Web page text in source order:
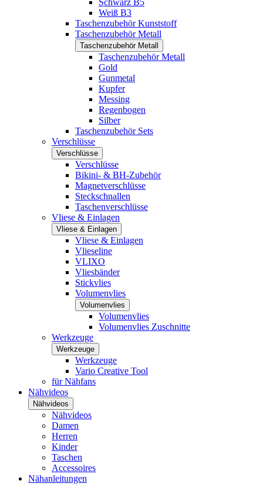
Schwarz B5
Weiß B3
Taschenzubehör Kunststoff
Taschenzubehör Metall
Taschenzubehör Metall
Taschenzubehör Metall
Gold
Gunmetal
Kupfer
Messing
Regenbogen
Silber
Taschenzubehör Sets
Verschlüsse
Verschlüsse
Verschlüsse
Bikini- & BH-Zubehör
Magnetverschlüsse
Steckschnallen
Taschenverschlüsse
Vliese & Einlagen
Vliese & Einlagen
Vliese & Einlagen
Vlieseline
VLIXO
Vliesbänder
Stickvlies
Volumenvlies
Volumenvlies
Volumenvlies
Volumenvlies Zuschnitte
Werkzeuge
Werkzeuge
Werkzeuge
Vario Creative Tool
für Nähfans
Nähvideos
Nähvideos
Nähvideos
Damen
Herren
Kinder
Taschen
Accessoires
Nähanleitungen